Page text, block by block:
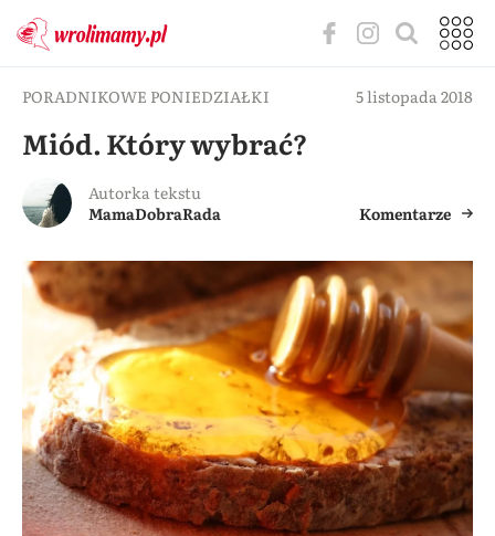
PORADNIKOWE PONIEDZIAŁKI 5 listopada 2018
Miód. Który wybrać?
Autorka tekstu
MamaDobraRada
Komentarze